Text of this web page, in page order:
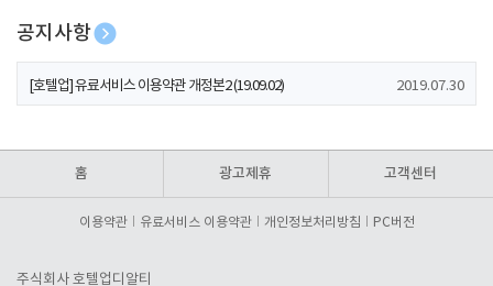
공지사항
[호텔업] 개인정보 처리방침 개정본1 (19.09.02)
[호텔업] 유료서비스 이용약관 개정본2 (19.09.02) 2019.07.30
홈 광고제휴 고객센터
이용약관 유료서비스 이용약관 개인정보처리방침 PC버전
주식회사 호텔업디알티